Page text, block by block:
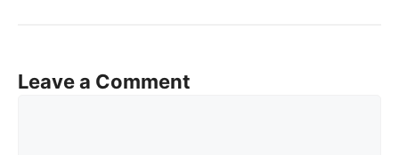
Leave a Comment